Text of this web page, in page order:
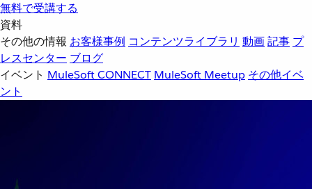
無料で受講する
資料
その他の情報 お客様事例 コンテンツライブラリ 動画記事 プ
レスセンター ブログ
イベント MuleSoft CONNECT MuleSoft Meetup その他イベ
ント